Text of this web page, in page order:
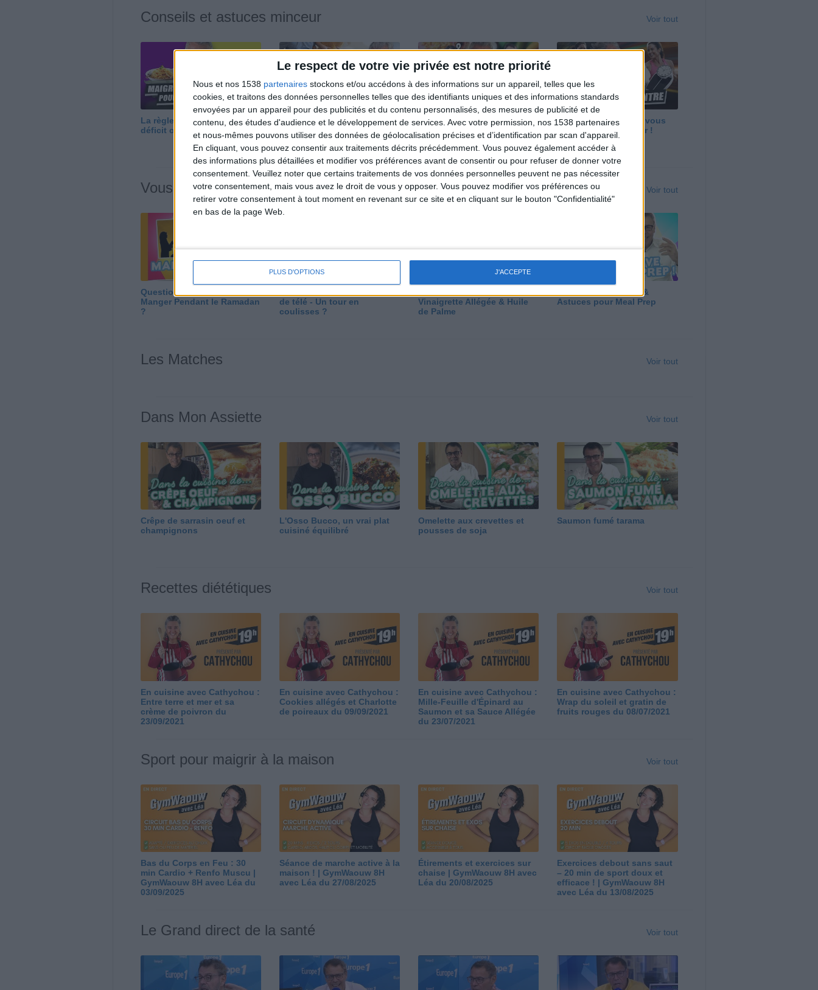
Le respect de votre vie privée est notre priorité
Nous et nos 1538 partenaires stockons et/ou accédons à des informations sur un appareil, telles que les
cookies, et traitons des données personnelles telles que des identifiants uniques et des informations standards
envoyées par un appareil pour des publicités et du contenu personnalisés, des mesures de publicité et de
contenu, des études d'audience et le développement de services. Avec votre permission, nos 1538 partenaires
et nous-mêmes pouvons utiliser des données de géolocalisation précises et d’identification par scan d'appareil.
En cliquant, vous pouvez consentir aux traitements décrits précédemment. Vous pouvez également accéder à
des informations plus détaillées et modifier vos préférences avant de consentir ou pour refuser de donner votre
consentement. Veuillez noter que certains traitements de vos données personnelles peuvent ne pas nécessiter
votre consentement, mais vous avez le droit de vous y opposer. Vous pouvez modifier vos préférences ou
retirer votre consentement à tout moment en revenant sur ce site et en cliquant sur le bouton "Confidentialité"
en bas de la page Web.
PLUS D'OPTIONS J'ACCEPTE
Conseils et astuces minceur Voir tout
La règle N°1 pour maigrir : le
déficit calorique
Perdre 10 kg : ma méthode
est imparable
Et après la perte de poids ?
Je fais comment ?
Maigrir vite ? Ce que vous
devez vraiment savoir !
Vous m'avez demandé Voir tout
Question/Réponse : Que
Manger Pendant le Ramadan
?
de télé - Un tour en
coulisses ?
Vinaigrette Allégée & Huile
de Palme
Panga, Huile d'Olive &
Astuces pour Meal Prep
Les Matches Voir tout
Dans Mon Assiette Voir tout
Crêpe de sarrasin oeuf et
champignons
L'Osso Bucco, un vrai plat
cuisiné équilibré
Omelette aux crevettes et
pousses de soja
Saumon fumé tarama
Recettes diététiques Voir tout
En cuisine avec Cathychou :
Entre terre et mer et sa
crème de poivron du
23/09/2021
En cuisine avec Cathychou :
Cookies allégés et Charlotte
de poireaux du 09/09/2021
En cuisine avec Cathychou :
Mille-Feuille d'Épinard au
Saumon et sa Sauce Allégée
du 23/07/2021
En cuisine avec Cathychou :
Wrap du soleil et gratin de
fruits rouges du 08/07/2021
Sport pour maigrir à la maison Voir tout
Bas du Corps en Feu : 30
min Cardio + Renfo Muscu |
GymWaouw 8H avec Léa du
03/09/2025
Séance de marche active à la
maison ! | GymWaouw 8H
avec Léa du 27/08/2025
Étirements et exercices sur
chaise | GymWaouw 8H avec
Léa du 20/08/2025
Exercices debout sans saut
– 20 min de sport doux et
efficace ! | GymWaouw 8H
avec Léa du 13/08/2025
Le Grand direct de la santé Voir tout